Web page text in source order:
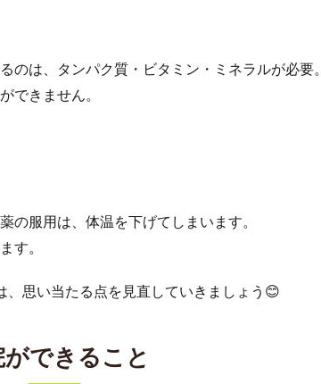
のは、タンパク質・ビタミン・ミネラルが必要。
できません。
の服用は、体温を下げてしまいます。
す。
思い当たる点を見直していきましょう😊
ができること